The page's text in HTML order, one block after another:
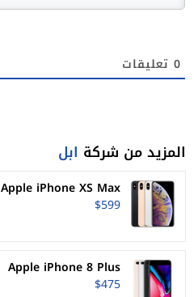
0 تعليقات
المزيد من شركة ابل
Apple iPhone XS Max
$599
Apple iPhone 8 Plus
$475